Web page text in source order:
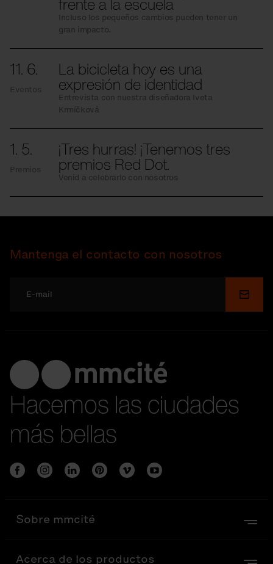
Incluso los pequeños cambios pueden tener un
gran impacto.
11. 6.
Eventos
La bicicleta hoy es una
expresión de identidad
Entrevista con nuestra diseñadora Iveta
Krmíčková
1. 5.
Premios
¡Tres hurras! ¡Tenemos tres
premios Red Dot.
Venid a celebrarlo con nosotros
Mantenga el contacto con nosotros
Enviar
Hacemos las ciudades
más bellas
Sobre mmcité
Acerca de los productos